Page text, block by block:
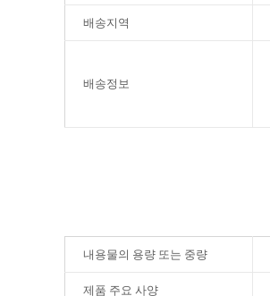
배송지역
배송정보
내용물의 용량 또는 중량
제품 주요 사양